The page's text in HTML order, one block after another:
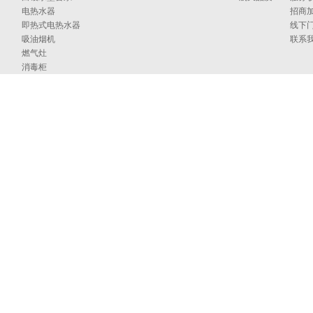
电热水器
即热式电热水器
吸油烟机
燃气灶
消毒柜
招商
线下
联系